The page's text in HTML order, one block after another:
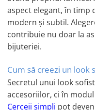
aspect elegant, în timp
modern și subtil.
contribuie nu doar la
bijuteriei.
Cum să creezi un look
Secretul unui look
accesoriilor, ci în
Cerceii simpli pot